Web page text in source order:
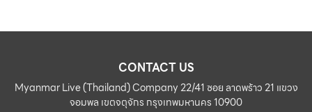
CONTACT US
Myanmar Live (Thailand) Company 22/41 ซอย ลาดพร้าว 21 แขวง
จอมพล เขตจตุจักร กรุงเทพมหานคร 10900